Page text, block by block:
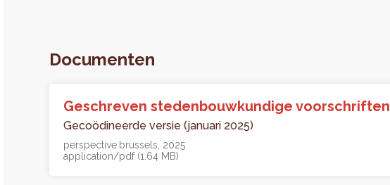
Documenten
Geschreven stedenbouwkundige voorschriften
Gecoödineerde versie (januari 2025)
perspective.brussels 2025
application/pdf (1.64 MB)